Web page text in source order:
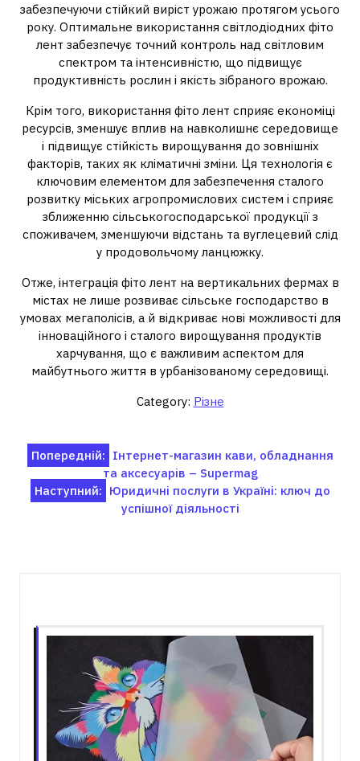
забезпечуючи стійкий виріст урожаю протягом усього
року. Оптимальне використання світлодіодних фіто
лент забезпечує точний контроль над світловим
спектром та інтенсивністю, що підвищує
продуктивність рослин і якість зібраного врожаю.
Крім того, використання фіто лент сприяє економіці
ресурсів, зменшує вплив на навколишнє середовище
і підвищує стійкість вирощування до зовнішніх
факторів, таких як кліматичні зміни. Ця технологія є
ключовим елементом для забезпечення сталого
розвитку міських агропромислових систем і сприяє
зближенню сільськогосподарської продукції з
споживачем, зменшуючи відстань та вуглецевий слід
у продовольчому ланцюжку.
Отже, інтеграція фіто лент на вертикальних фермах в
містах не лише розвиває сільське господарство в
умовах мегаполісів, а й відкриває нові можливості для
інноваційного і сталого вирощування продуктів
харчування, що є важливим аспектом для
майбутнього життя в урбанізованому середовищі.
Category: Різне
Навігація
записів
Попередній: Інтернет-магазин кави, обладнання
та аксесуарів – Supermag
Наступний: Юридичні послуги в Україні: ключ до
успішної діяльності